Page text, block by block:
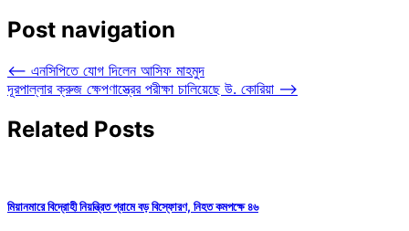
Post navigation
⟵ এনসিপিতে যোগ দিলেন আসিফ মাহমুদ
দূরপাল্লার ক্রুজ ক্ষেপণাস্ত্রের পরীক্ষা চালিয়েছে উ. কোরিয়া ⟶
Related Posts
মিয়ানমারে বিদ্রোহী নিয়ন্ত্রিত গ্রামে বড় বিস্ফোরণ, নিহত কমপক্ষে ৪৬